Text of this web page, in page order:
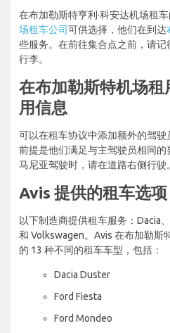
在布加勒斯特亨利·科安达机场租
场租车公司可供选择，他们在到达
些服务。在前往集合点之前，请
行李。
在布加勒斯特机场租
用信息
可以在租车协议中添加额外的驾驶
前提是他们满足与主驾驶员相同
马尼亚驾驶时，请在道路右侧行驶。
Avis 提供的租车选项
以下制造商提供租车服务：Dacia
和 Volkswagen。Avis 在布加勒斯
的 13 种不同的租车车型，包括：
Dacia Duster
Ford Fiesta
Ford Mondeo